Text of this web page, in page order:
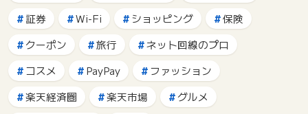
証券
Wi-Fi ショッピング
保険
クーポン
旅行
ネット回線のプロ
コスメ
PayPay
ファッション
楽天経済圏
楽天市場
グルメ